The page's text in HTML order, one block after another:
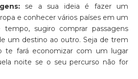
se a sua ideia é fazer um
e conhecer vários países em um
sugiro comprar passagens
um destino ao outro. Seja de trem
te fará economizar com um lugar
noite se o seu percurso não for